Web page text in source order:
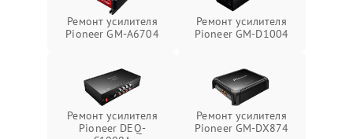
Ремонт усилителя
Pioneer GM-A6704
Ремонт усилителя
Pioneer GM-D1004
Ремонт усилителя
Pioneer DEQ-
Ремонт усилителя
Pioneer GM-DX874